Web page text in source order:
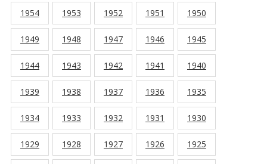
1954 1953 1952 1951 1950
1949 1948 1947 1946 1945
1944 1943 1942 1941 1940
1939 1938 1937 1936 1935
1934 1933 1932 1931 1930
1929 1928 1927 1926 1925